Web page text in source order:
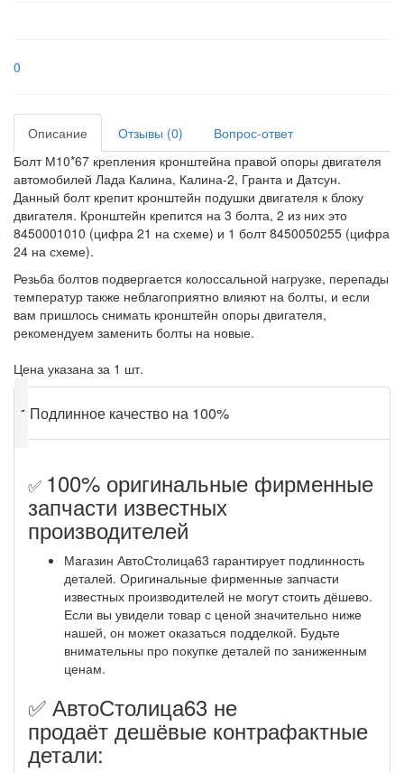
0
Описание Отзывы (0)
Вопрос-ответ
Болт М10*67 крепления кронштейна правой опоры двигателя
автомобилей Лада Калина, Калина-2, Гранта и Датсун.
Данный болт крепит кронштейн подушки двигателя к блоку
двигателя. Кронштейн крепится на 3 болта, 2 из них это
8450001010 (цифра 21 на схеме) и 1 болт 8450050255 (цифра
24 на схеме).
Резьба болтов подвергается колоссальной нагрузке, перепады
температур также неблагоприятно влияют на болты, и если
вам пришлось снимать кронштейн опоры двигателя,
рекомендуем заменить болты на новые.
Цена указана за 1 шт.
✔ Подлинное качество на 100%
✅ 100% оригинальные фирменные
запчасти известных
производителей
Магазин АвтоСтолица63 гарантирует подлинность
деталей. Оригинальные фирменные запчасти
известных производителей не могут стоить дёшево.
Если вы увидели товар с ценой значительно ниже
нашей, он может оказаться подделкой. Будьте
внимательны про покупке деталей по заниженным
ценам.
✅ АвтоСтолица63 не
продаёт дешёвые контрафактные
детали: